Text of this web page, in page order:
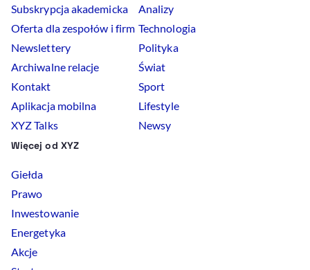
Subskrypcja akademicka
Oferta dla zespołów i firm
Newslettery
Archiwalne relacje
Kontakt
Aplikacja mobilna
XYZ Talks
Analizy
Technologia
Polityka
Świat
Sport
Lifestyle
Newsy
Więcej od XYZ
Giełda
Prawo
Inwestowanie
Energetyka
Akcje